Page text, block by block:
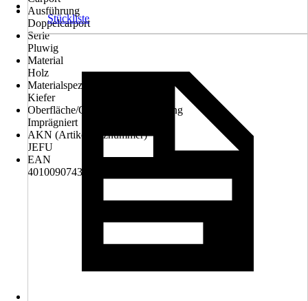
Ausführung
Doppelcarport
Serie
Pluwig
Material
Holz
Materialspezifizierung
Kiefer
Oberfläche/Oberflächenbehandlung
Imprägniert
AKN (Artikelkurznummer)
JEFU
EAN
4010090743288
Stückliste